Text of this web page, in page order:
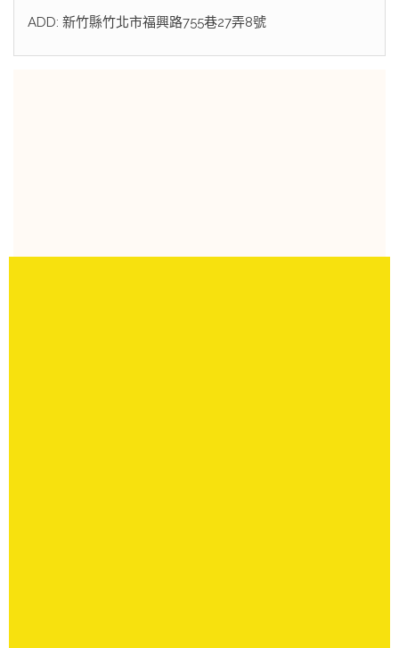
ADD: 新竹縣竹北市福興路755巷27弄8號